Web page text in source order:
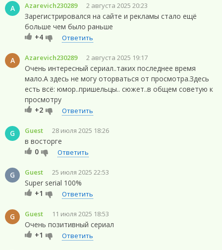
A Azarevich230289 2 августа 2025 20:23
Зарегистрировался на сайте и рекламы стало ещё
больше чем было раньше
+4
Ответить
A Azarevich230289 2 августа 2025 19:17
Очень интересный сериал..таких последнее время
мало.А здесь не могу оторваться от просмотра.Здесь
есть всё: юмор..пришельцы.. сюжет..в общем советую к
просмотру
+2
Ответить
G Guest 28 июля 2025 18:26
в восторге
0
Ответить
G Guest 25 июля 2025 22:53
Super serial 100%
+1
Ответить
G Guest 11 июля 2025 18:53
Очень позитивный сериал
+1
Ответить